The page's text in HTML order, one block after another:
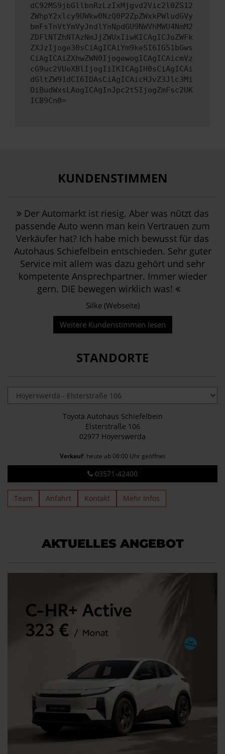
dC92MS9jbGllbnRzLzIxMjgvd2Vic2l0ZS12
ZWhpY2xlcy9UWkw0NzQ0P2ZpZWxkPWludGVy
bmFsTnVtYmVyJndlYnNpdGU9NWVhMWU4NmM2
ZDFlNTZhNTAzNmJjZWUxIiwKICAgICJoZWFk
ZXJzIjoge30sCiAgICAiYm9keSI6IG51bGws
CiAgICAiZXhwZWN0IjogewogICAgICAicmVz
cG9uc2VUeXBlIjogIiIKICAgIH0sCiAgICAi
dGltZW91dCI6IDAsCiAgICAicHJvZ3Jlc3Mi
OiBudWxsLAogICAgInJpc2t5IjogZmFsc2UK
ICB9Cn0=
KUNDENSTIMMEN
Der Automarkt ist riesig. Aber was nützt das
passende Auto wenn man kein Vertrauen zum
Verkäufer hat? Ich habe mich bewusst für das
Autohaus Schiefelbein entschieden. Sehr guter
Service mit allem was dazu gehört und sehr
kompetente Ansprechpartner. Immer wieder
gern. DIE bewegen wirklich was!
Silke (Webseite)
Weitere Kundenstimmen lesen
STANDORTE
Toyota Autohaus Schiefelbein
Elsterstraße 106
02977 Hoyerswerda
Verkauf: heute ab 08:00 Uhr geöffnet
03571-42400
Team Anfahrt Kontakt Mehr Infos
AKTUELLES ANGEBOT